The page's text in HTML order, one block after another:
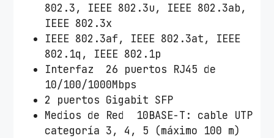
802.3, IEEE 802.3u, IEEE 802.3ab,
IEEE 802.3x
IEEE 802.3af, IEEE 802.3at, IEEE
802.1q, IEEE 802.1p
Interfaz 26 puertos RJ45 de
10/100/1000Mbps
2 puertos Gigabit SFP
Medios de Red 10BASE-T: cable UTP
categoría 3, 4, 5 (máximo 100 m)